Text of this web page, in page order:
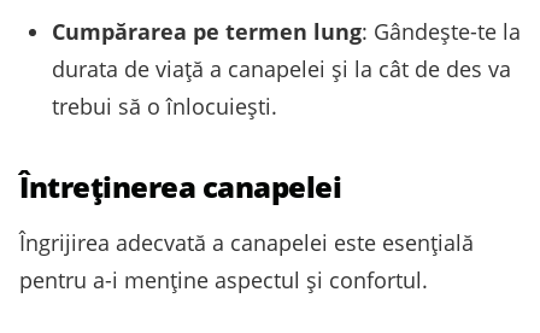
Cumpărarea pe termen lung: Gândește-te la
durata de viață a canapelei și la cât de des va
trebui să o înlocuiești.
Întreținerea canapelei
Îngrijirea adecvată a canapelei este esențială
pentru a-i menține aspectul și confortul.